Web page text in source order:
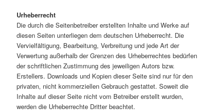
Urheberrecht
Die durch die Seitenbetreiber erstellten Inhalte und Werke auf
diesen Seiten unterliegen dem deutschen Urheberrecht. Die
Vervielfältigung, Bearbeitung, Verbreitung und jede Art der
Verwertung außerhalb der Grenzen des Urheberrechtes bedürfen
der schriftlichen Zustimmung des jeweiligen Autors bzw.
Erstellers. Downloads und Kopien dieser Seite sind nur für den
privaten, nicht kommerziellen Gebrauch gestattet. Soweit die
Inhalte auf dieser Seite nicht vom Betreiber erstellt wurden,
werden die Urheberrechte Dritter beachtet.